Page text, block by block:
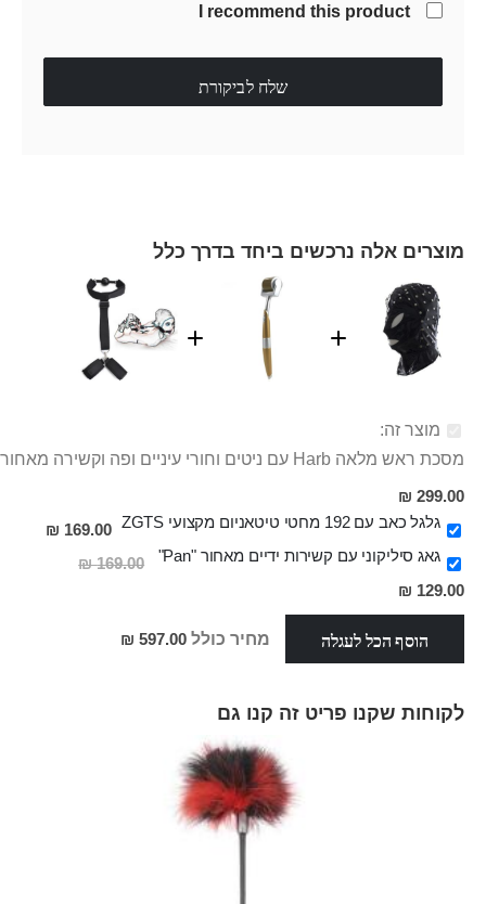
I recommend this product
שלח לביקורת
מוצרים אלה נרכשים ביחד בדרך כלל
מוצר זה:
מסכת ראש מלאה Harb עם ניטים וחורי עיניים ופה וקשירה מאחור
299.00 ₪
גלגל כאב עם 192 מחטי טיטאניום מקצועי ZGTS
169.00 ₪
גאג סיליקוני עם קשירות ידיים מאחור "Pan"
169.00 ₪
מחיר
מבצע
129.00 ₪
הוסף הכל לעגלה מחיר כולל 597.00 ₪
לקוחות שקנו פריט זה קנו גם